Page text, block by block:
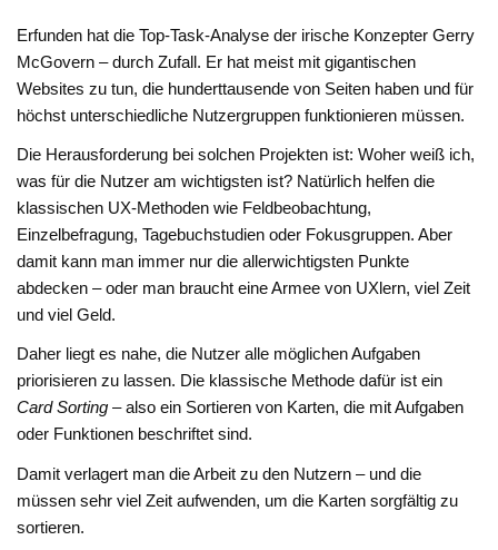
Erfunden hat die Top-Task-Analyse der irische Konzepter Gerry
McGovern – durch Zufall. Er hat meist mit gigantischen
Websites zu tun, die hunderttausende von Seiten haben und für
höchst unterschiedliche Nutzergruppen funktionieren müssen.
Die Herausforderung bei solchen Projekten ist: Woher weiß ich,
was für die Nutzer am wichtigsten ist? Natürlich helfen die
klassischen UX-Methoden wie Feldbeobachtung,
Einzelbefragung, Tagebuchstudien oder Fokusgruppen. Aber
damit kann man immer nur die allerwichtigsten Punkte
abdecken – oder man braucht eine Armee von UXlern, viel Zeit
und viel Geld.
Daher liegt es nahe, die Nutzer alle möglichen Aufgaben
priorisieren zu lassen. Die klassische Methode dafür ist ein
Card Sorting – also ein Sortieren von Karten, die mit Aufgaben
oder Funktionen beschriftet sind.
Damit verlagert man die Arbeit zu den Nutzern – und die
müssen sehr viel Zeit aufwenden, um die Karten sorgfältig zu
sortieren.